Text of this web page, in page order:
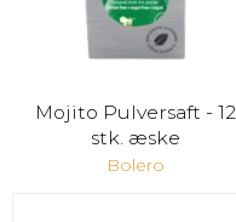
Mojito Pulversaft - 12
stk. æske
Bolero